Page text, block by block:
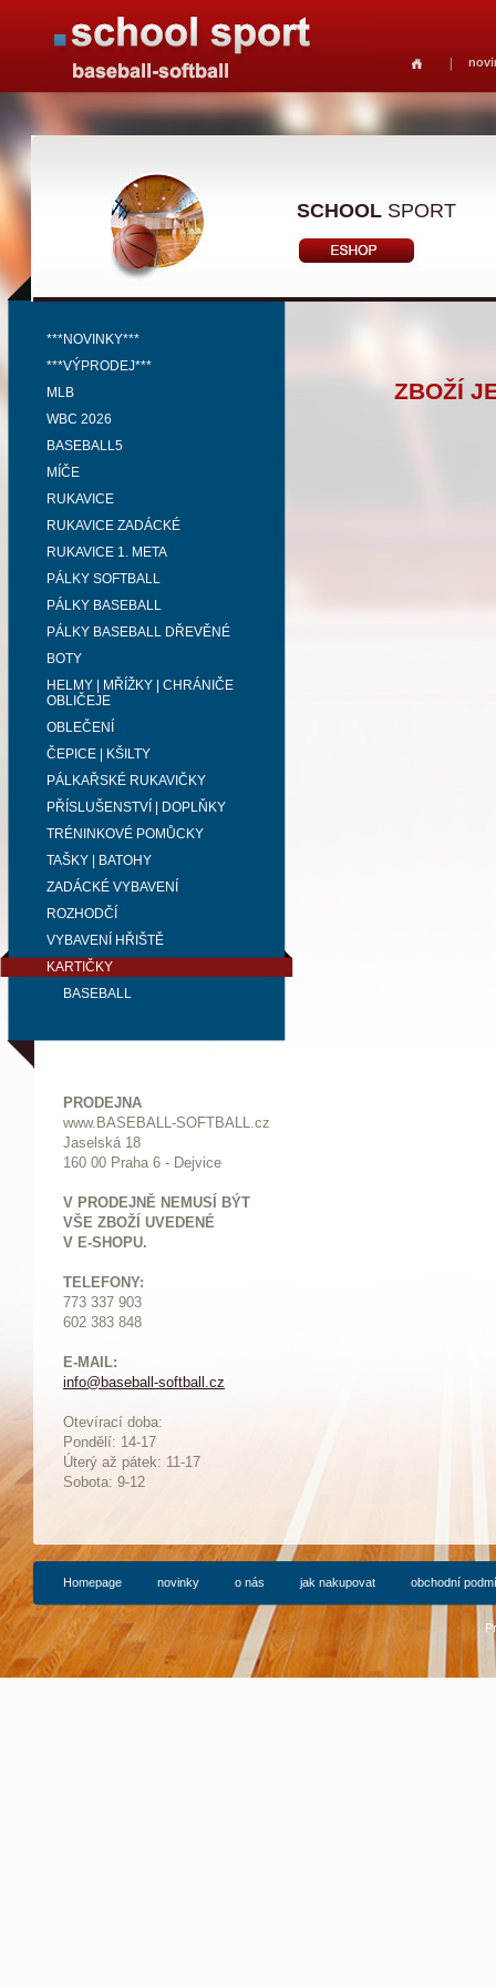
SCHOOL SPORT
***NOVINKY***
***VÝPRODEJ***
MLB
WBC 2026
BASEBALL5
MÍČE
RUKAVICE
RUKAVICE ZADÁCKÉ
RUKAVICE 1. META
PÁLKY SOFTBALL
PÁLKY BASEBALL
PÁLKY BASEBALL DŘEVĚNÉ
BOTY
HELMY | MŘÍŽKY | CHRÁNIČE
OBLIČEJE
OBLEČENÍ
ČEPICE | KŠILTY
PÁLKAŘSKÉ RUKAVIČKY
PŘÍSLUŠENSTVÍ | DOPLŇKY
TRÉNINKOVÉ POMŮCKY
TAŠKY | BATOHY
ZADÁCKÉ VYBAVENÍ
ROZHODČÍ
VYBAVENÍ HŘIŠTĚ
KARTIČKY
BASEBALL
PRODEJNA
www.BASEBALL-SOFTBALL.cz
Jaselská 18
160 00 Praha 6 - Dejvice
V PRODEJNĚ NEMUSÍ BÝT
VŠE ZBOŽÍ UVEDENÉ
V E-SHOPU.
TELEFONY:
773 337 903
602 383 848
E-MAIL:
info@baseball-softball.cz
Otevírací doba:
Pondělí: 14-17
Úterý až pátek: 11-17
Sobota: 9-12
ZBOŽÍ
Homepage novinky o nás jak nakupovat obchodní